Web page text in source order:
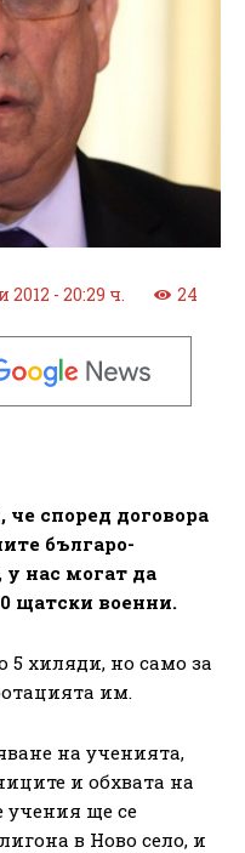
- 20:29 ч. 24
според договора
българо-
нас могат да
щатски военни.
5 хиляди, но само за
им.
на ученията,
и обхвата на
ще се
в Ново село, и